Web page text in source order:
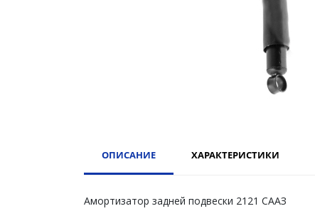
ОПИСАНИЕ ХАРАКТЕРИСТИКИ
Амортизатор задней подвески 2121 СААЗ